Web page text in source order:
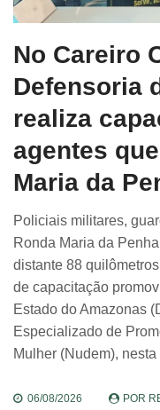
No Careiro
Defensoria
realiza
agentes
Maria da
Policiais militares,
Ronda Maria da
distante 88
de capacitação
Estado do Amazonas
Especializado de
Mulher (Nudem),
06/08/2026 POR